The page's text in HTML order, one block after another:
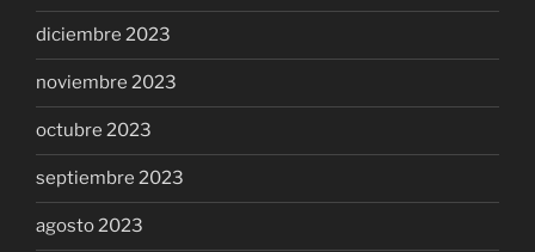
diciembre 2023
noviembre 2023
octubre 2023
septiembre 2023
agosto 2023